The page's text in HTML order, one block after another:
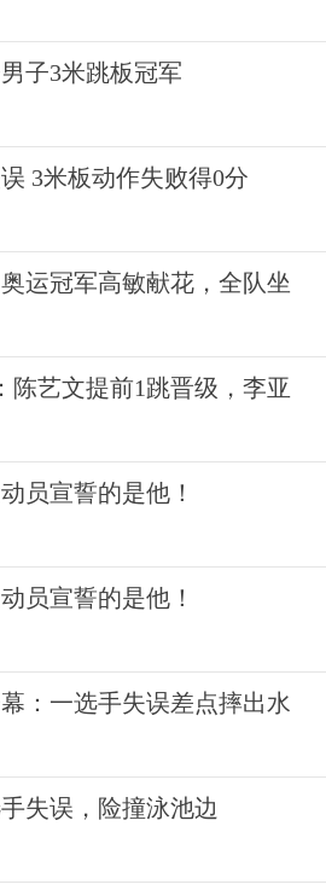
子3米跳板冠军
3米板动作失败得0分
运冠军高敏献花，全队坐
陈艺文提前1跳晋级，李亚
员宣誓的是他！
员宣誓的是他！
：一选手失误差点摔出水
失误，险撞泳池边